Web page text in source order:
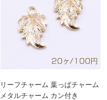
リーフチャーム 葉っぱチャーム
メタルチャーム カン付き